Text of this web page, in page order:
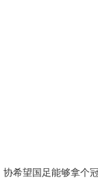
协希望国足能够拿个